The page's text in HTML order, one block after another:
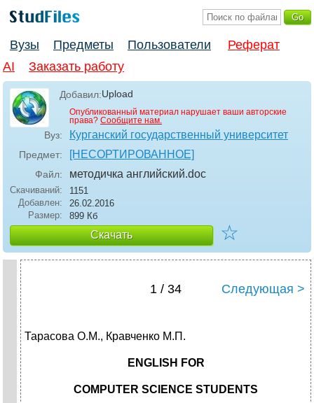
Вузы Предметы Пользователи
Реферат
AI
Заказать работу
Добавил:Upload
Опубликованный материал нарушает ваши авторские
права? Сообщите нам.
Вуз: Курганский государственный университет
Предмет: [НЕСОРТИРОВАННОЕ]
Файл: методичка английский.doc
Скачиваний:
1151
Добавлен:
26.02.2016
Размер:
899 Кб
Скачать ☆
1 / 34 Следующая >
Тарасова О.М., Кравченко М.П.
ENGLISH FOR
COMPUTER SCIENCE STUDENTS